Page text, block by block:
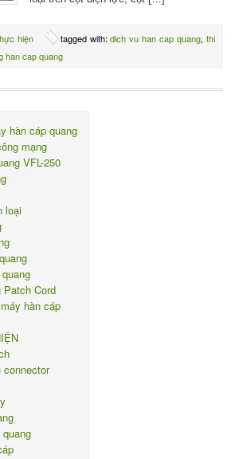
hiện tagged with:dich vu han cap quang,thi
han cap quang
hàn cáp quang
mạng
VFL-250
loại
Patch Cord
hàn cáp
connector